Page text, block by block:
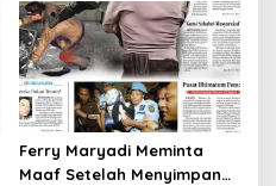
Ferry Maryadi Meminta
Maaf Setelah Menyimpan